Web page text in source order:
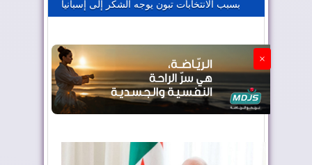
بسبب الانتخابات تبون يوجه الشكر إلى إسبانيا
×